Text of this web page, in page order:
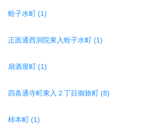
蛭子水町 (1)
正面通西洞院東入蛭子水町 (1)
扇酒屋町 (1)
四条通寺町東入２丁目御旅町 (8)
柿本町 (1)